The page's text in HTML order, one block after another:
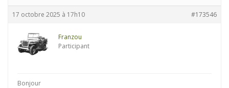
17 octobre 2025 à 17h10 #173546
Franzou
Participant
Bonjour